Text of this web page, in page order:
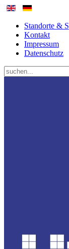
Standorte &
Kontakt
Impressum
Datenschutz